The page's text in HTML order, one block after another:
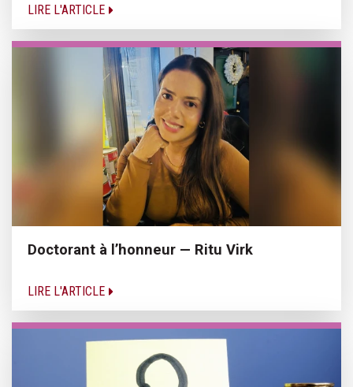
LIRE L'ARTICLE
Doctorant à l’honneur — Ritu Virk
LIRE L'ARTICLE